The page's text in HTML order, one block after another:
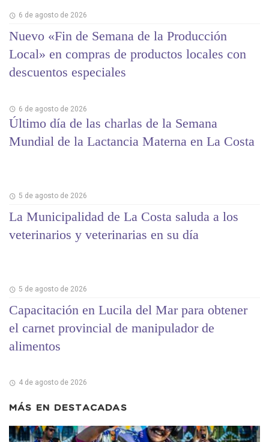
6 de agosto de 2026
Nuevo «Fin de Semana de la Producción
Local» en compras de productos locales con
descuentos especiales
6 de agosto de 2026
Último día de las charlas de la Semana
Mundial de la Lactancia Materna en La Costa
5 de agosto de 2026
La Municipalidad de La Costa saluda a los
veterinarios y veterinarias en su día
5 de agosto de 2026
Capacitación en Lucila del Mar para obtener
el carnet provincial de manipulador de
alimentos
4 de agosto de 2026
MÁS EN DESTACADAS